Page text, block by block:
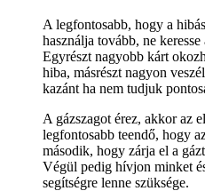
A legfontosabb, hogy a
használja tovább, ne
Egyrészt nagyobb kárt
hiba, másrészt nagyon
kazánt ha nem tudjuk
A gázszagot érez, akkor az
legfontosabb teendő, hogy
második, hogy zárja el a
Végül pedig hívjon minket
segítségre lenne szüksége.